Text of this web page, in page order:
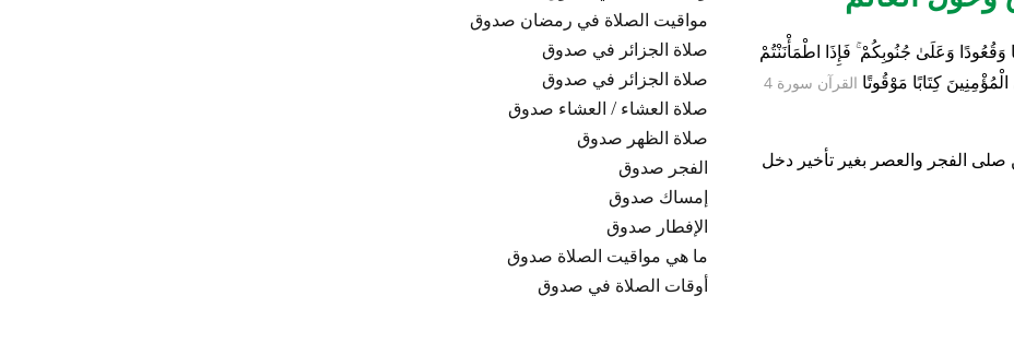
عمليات البحث المتعلقة بأوقات الصلاة
في صدوق
اذان صدوق
الصلاة صدوق
أوقات الصلاة في صدوق
أوقات الصلاة في صدوق 2026
وقت الصلاة في صدوق
للمسلمين في
الصلاة وآتوا الزكاة لهم أجرهم